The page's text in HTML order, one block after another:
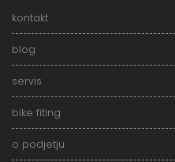
kontakt
blog
servis
bike fiting
o podjetju